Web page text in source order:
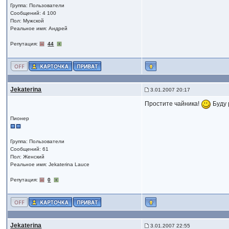
Группа: Пользователи
Сообщений: 4 100
Пол: Мужской
Реальное имя: Андрей
Репутация: 44
Jekaterina 3.01.2007 20:17
Пионер
Группа: Пользователи
Сообщений: 61
Пол: Женский
Реальное имя: Jekaterina Lauce
Репутация: 0
Простите чайника! Буду
Jekaterina 3.01.2007 22:55